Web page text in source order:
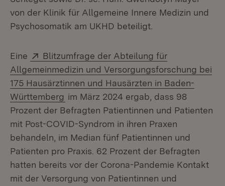
von der Klinik für Allgemeine Innere Medizin und
Psychosomatik am UKHD beteiligt.
Eine Extern:
Blitzumfrage der Abteilung für
Allgemeinmedizin und Versorgungsforschung bei
175 Hausärztinnen und Hausärzten in Baden-
Württemberg (Öffnet in neuem Fenster)
im März 2024 ergab, dass 98
Prozent der Befragten Patientinnen und Patienten
mit Post-COVID-Syndrom in ihren Praxen
behandeln, im Median fünf Patientinnen und
Patienten pro Praxis. 62 Prozent der Befragten
hatten bereits vor der Corona-Pandemie Kontakt
mit der Versorgung von Patientinnen und